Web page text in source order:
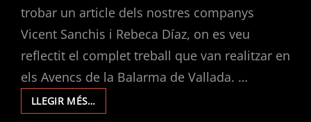
trobar un article dels nostres companys
Vicent Sanchis i Rebeca Díaz, on es veu
reflectit el complet treball que van realitzar en
els Avencs de la Balarma de Vallada. …
LLEGIR MÉS…
DE